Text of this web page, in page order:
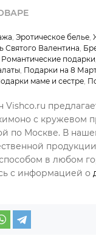
, Эротическое белье,
Святого Валентина,
Романтические подарки,
, Подарки на 8
маме и сестре,
Vishco.ru
с кружевом
по Москве. В
в любом
с информацией о